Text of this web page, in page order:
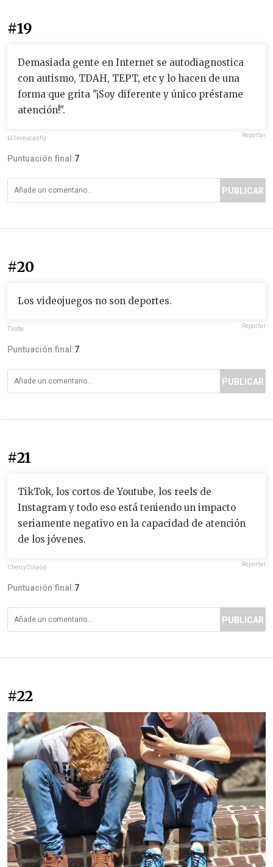
#19
Demasiada gente en Internet se autodiagnostica
con autismo, TDAH, TEPT, etc y lo hacen de una
forma que grita "¡Soy diferente y único préstame
atención!".
bl1eveucanfly Reportar
Puntuación final:7
PUBLICAR
#20
Los videojuegos no son deportes.
TVotte Reportar
Puntuación final:7
PUBLICAR
#21
TikTok, los cortos de Youtube, los reels de
Instagram y todo eso está teniendo un impacto
seriamente negativo en la capacidad de atención
de los jóvenes.
CherryCola66 Reportar
Puntuación final:7
PUBLICAR
#22